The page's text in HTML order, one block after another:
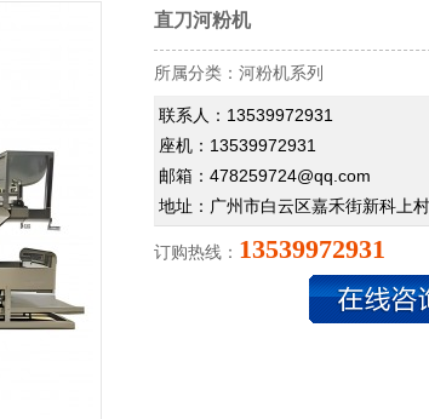
直刀河粉机
所属分类： 河粉机系列
联系人：13539972931
座机：13539972931
邮箱：478259724@qq.com
地址：广州市白云区嘉禾街新科上
订购热线： 13539972931